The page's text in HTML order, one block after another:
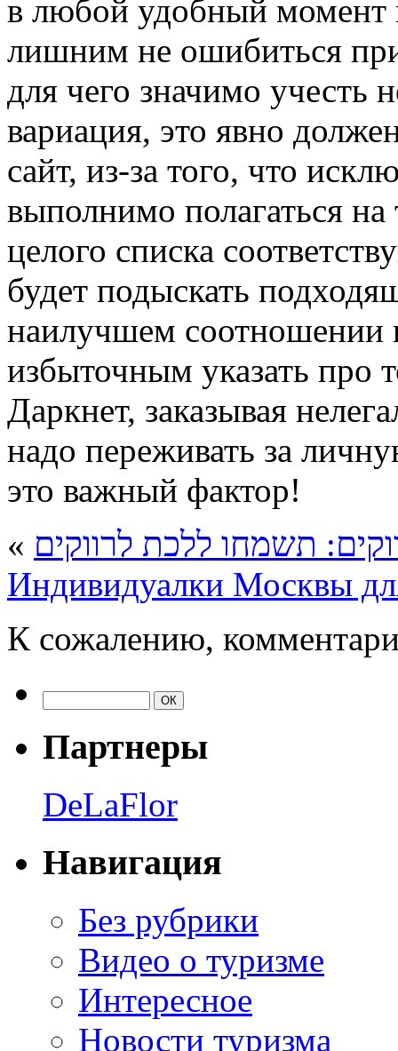
в любой удобный момент
лишним не ошибиться
для чего значимо учесть
вариация, это явно
сайт, из-за того, что
выполнимо полагаться
целого списка
будет подыскать
наилучшем соотношении
избыточным указать про
Даркнет, заказывая
надо переживать за
это важный фактор!
« תשמחו ללכת לרווקים
Индивидуалки Москвы
К сожалению,
Партнеры
DeLaFlor
Навигация
Без рубрики
Видео о туризме
Интересное
Новости туризма